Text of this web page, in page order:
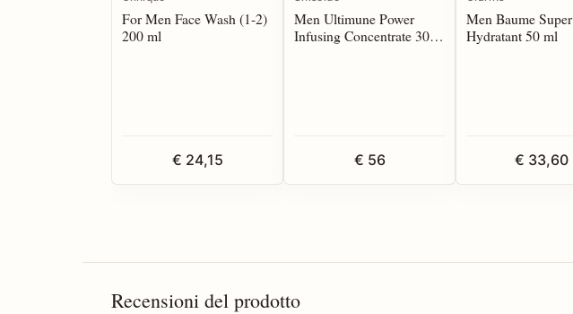
For Men Face Wash (1-2)
200 ml
€ 24,15
Men Ultimune Power
Infusing Concentrate 30
€ 56
Men Baume Super
Hydratant 50 ml
€ 33,60
Recensioni del prodotto